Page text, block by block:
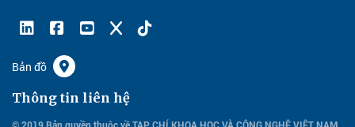
Bản đồ
Thông tin liên hệ
© 2019 Bản quyền thuộc về TẠP CHÍ KHOA HỌC VÀ CÔNG NGHỆ VIỆT NAM